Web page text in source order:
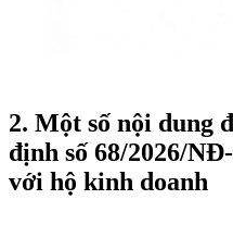
2. Một số nội dung
định số 68/2026/
với hộ kinh doanh